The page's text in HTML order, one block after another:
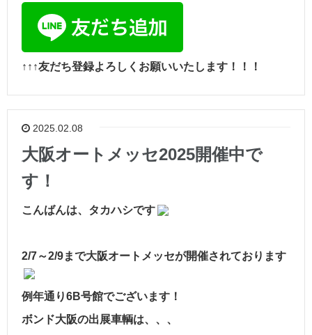
↑↑↑友だち登録よろしくお願いいたします！！！
2025.02.08
大阪オートメッセ2025開催中で
す！
こんばんは、タカハシです
2/7～2/9まで大阪オートメッセが開催されております
例年通り6B号館でございます！
ボンド大阪の出展車輌は、、、